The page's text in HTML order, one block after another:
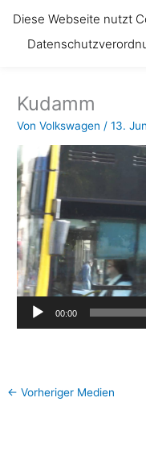
Inhalt
springen
Kudamm
VonVolkswagen/13.
Video-
Player
00:00
← Vorheriger Medien
Diese Webseite nutzt